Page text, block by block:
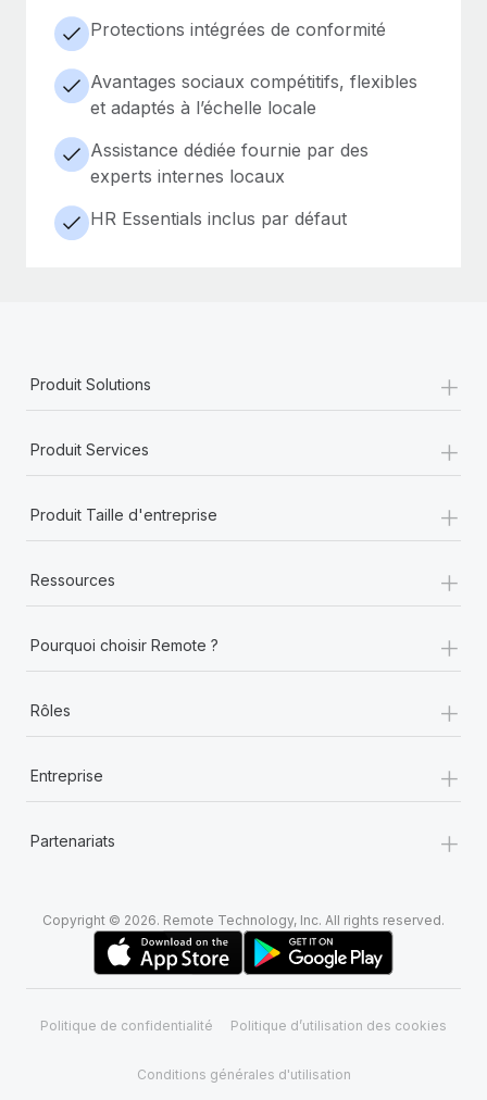
Protections intégrées de conformité
Avantages sociaux compétitifs, flexibles
et adaptés à l’échelle locale
Assistance dédiée fournie par des
experts internes locaux
HR Essentials inclus par défaut
Produit Solutions +
Produit Services +
Produit Taille d'entreprise +
Ressources +
Pourquoi choisir Remote ? +
Rôles +
Entreprise +
Partenariats +
Copyright © 2026. Remote Technology, Inc. All rights reserved.
Politique de confidentialité Politique d’utilisation des cookies
Conditions générales d'utilisation